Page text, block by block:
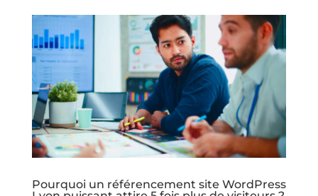
Pourquoi un référencement site WordPress